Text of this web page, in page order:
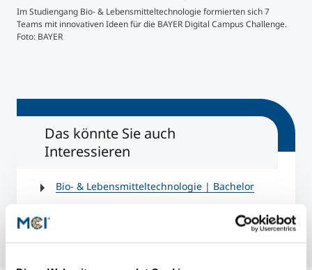
Im Studiengang Bio- & Lebensmitteltechnologie formierten sich 7
Teams mit innovativen Ideen für die BAYER Digital Campus Challenge.
Foto: BAYER
Das könnte Sie auch
Interessieren
Bio- & Lebensmitteltechnologie | Bachelor